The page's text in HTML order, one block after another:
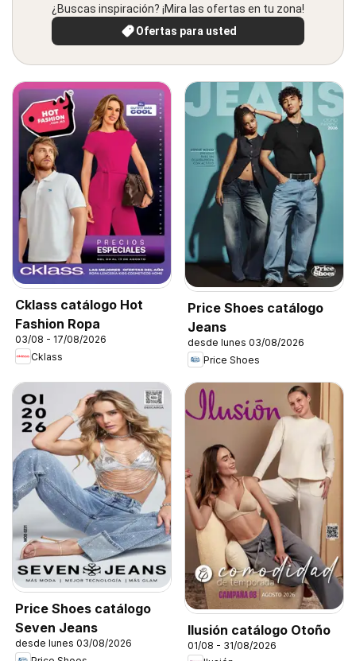
¿Buscas inspiración? ¡Mira las ofertas en tu zona!
Ofertas para usted
Cklass catálogo Hot
Fashion Ropa
03/08 - 17/08/2026
Cklass
Price Shoes catálogo
Jeans
desde lunes 03/08/2026
Price Shoes
Price Shoes catálogo
Seven Jeans
desde lunes 03/08/2026
Ilusión catálogo Otoño
01/08 - 31/08/2026